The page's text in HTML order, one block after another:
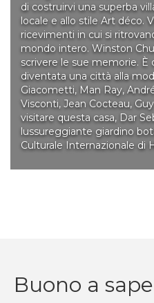
di costruirvi una superba
locale e allo stile Art déco.
ricevimenti in cui si
mondo intero. Winston
scrivere le sue memorie.
diventata una città alla
Giacometti, Man Ray,
Visconti, Jean Cocteau,
visitare questa casa, Dar
lussureggiante giardino
Culturale Internazionale di
Buono a